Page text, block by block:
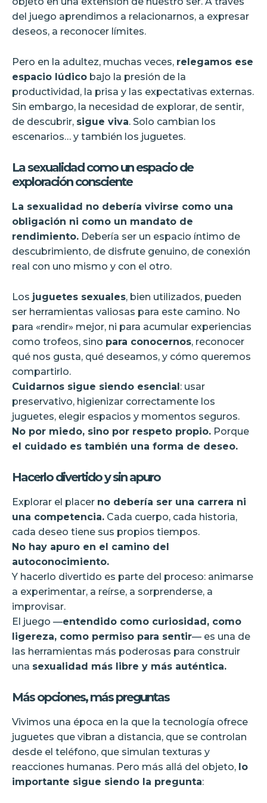
del juego aprendimos a relacionarnos, a expresar
deseos, a reconocer límites.
Pero en la adultez, muchas veces, relegamos ese
espacio lúdico bajo la presión de la
productividad, la prisa y las expectativas externas.
Sin embargo, la necesidad de explorar, de sentir,
de descubrir, sigue viva. Solo cambian los
escenarios… y también los juguetes.
La sexualidad como un espacio de
exploración consciente
La sexualidad no debería vivirse como una
obligación ni como un mandato de
rendimiento. Debería ser un espacio íntimo de
descubrimiento, de disfrute genuino, de conexión
real con uno mismo y con el otro.
Los juguetes sexuales, bien utilizados, pueden
ser herramientas valiosas para este camino. No
para «rendir» mejor, ni para acumular experiencias
como trofeos, sino para conocernos, reconocer
qué nos gusta, qué deseamos, y cómo queremos
compartirlo.
Cuidarnos sigue siendo esencial: usar
preservativo, higienizar correctamente los
juguetes, elegir espacios y momentos seguros.
No por miedo, sino por respeto propio. Porque
el cuidado es también una forma de deseo.
Hacerlo divertido y sin apuro
Explorar el placer no debería ser una carrera ni
una competencia. Cada cuerpo, cada historia,
cada deseo tiene sus propios tiempos.
No hay apuro en el camino del
autoconocimiento.
Y hacerlo divertido es parte del proceso: animarse
a experimentar, a reírse, a sorprenderse, a
improvisar.
El juego —entendido como curiosidad, como
ligereza, como permiso para sentir— es una de
las herramientas más poderosas para construir
una sexualidad más libre y más auténtica.
Más opciones, más preguntas
Vivimos una época en la que la tecnología ofrece
juguetes que vibran a distancia, que se controlan
desde el teléfono, que simulan texturas y
reacciones humanas. Pero más allá del objeto, lo
importante sigue siendo la pregunta: